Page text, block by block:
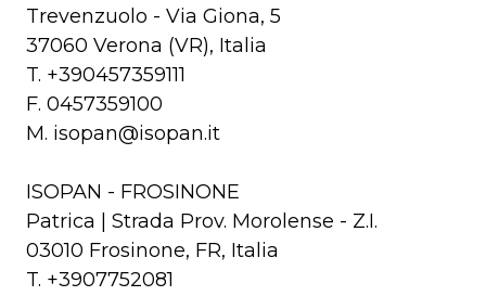
Trevenzuolo - Via Giona, 5
37060 Verona (VR), Italia
T. +390457359111
F. 0457359100
M. isopan@isopan.it
ISOPAN - FROSINONE
Patrica | Strada Prov. Morolense - Z.I.
03010 Frosinone, FR, Italia
T. +3907752081